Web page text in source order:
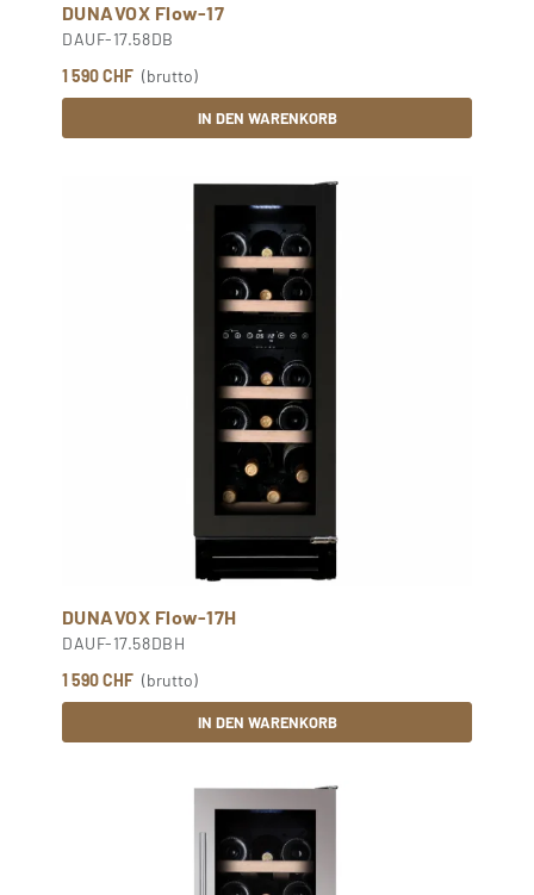
DUNAVOX Flow-17
DAUF-17.58DB
1 590 CHF (brutto)
IN DEN WARENKORB
DUNAVOX Flow-17H
DAUF-17.58DBH
1 590 CHF (brutto)
IN DEN WARENKORB